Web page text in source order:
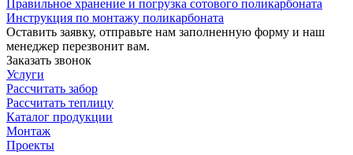
Правильное хранение и погрузка сотового поликарбоната
Инструкция по монтажу поликарбоната
Оставить заявку, отправьте нам заполненную форму и наш
менеджер перезвонит вам.
Заказать звонок
Услуги
Рассчитать забор
Рассчитать теплицу
Каталог продукции
Монтаж
Проекты